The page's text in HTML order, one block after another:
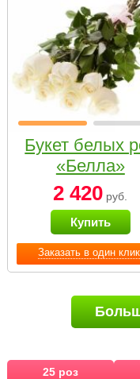
Заказать в один клик
Букет белых
«Белла»
2 420 руб.
Купить
25 роз